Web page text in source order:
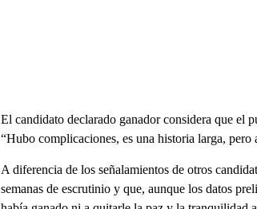
El candidato declarado ganador considera que el
“Hubo complicaciones, es una historia larga,
A diferencia de los señalamientos de otros
semanas de escrutinio y que, aunque los datos